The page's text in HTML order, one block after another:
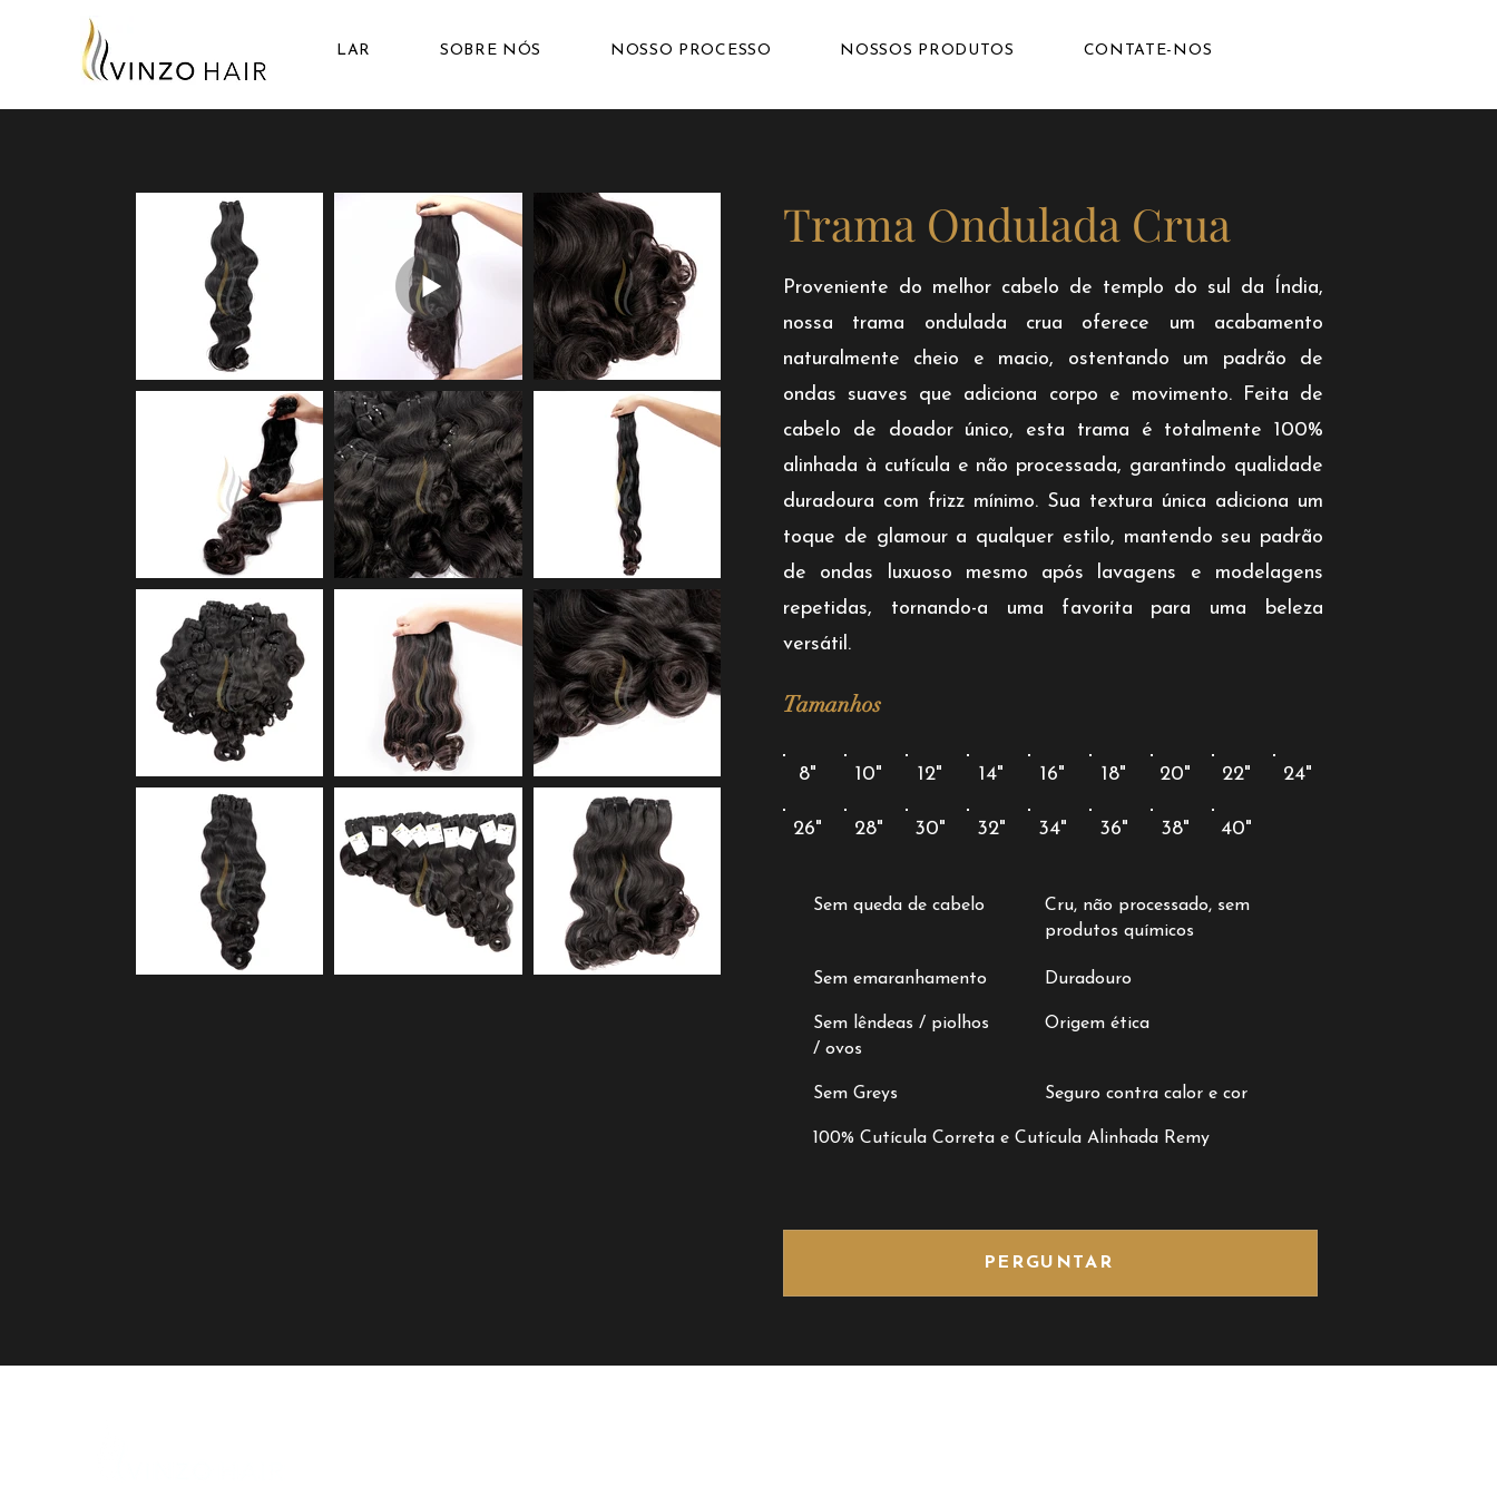
LAR SOBRE NÓS NOSSO PROCESSO NOSSOS PRODUTOS CONTATE-NOS
Trama Ondulada Crua
Proveniente do melhor cabelo de templo do sul da Índia,
nossa trama ondulada crua oferece um acabamento
naturalmente cheio e macio, ostentando um padrão de
ondas suaves que adiciona corpo e movimento. Feita de
cabelo de doador único, esta trama é totalmente 100%
alinhada à cutícula e não processada, garantindo qualidade
duradoura com frizz mínimo. Sua textura única adiciona um
toque de glamour a qualquer estilo, mantendo seu padrão
de ondas luxuoso mesmo após lavagens e modelagens
repetidas, tornando-a uma favorita para uma beleza
versátil.
Tamanhos
8" 10" 12" 14" 16" 18" 20" 22" 24"
26" 28" 30" 32" 34" 36" 38" 40"
Sem queda de cabelo
Cru, não processado, sem
produtos químicos
Sem emaranhamento Duradouro
Sem lêndeas / piolhos
/ ovos
Origem ética
Sem Greys Seguro contra calor e cor
100% Cutícula Correta e Cutícula Alinhada Remy
PERGUNTAR